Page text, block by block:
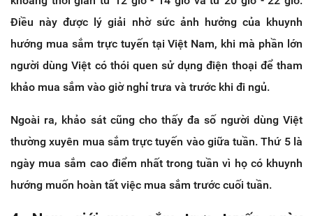
Điều này được lý giải nhờ sức ảnh hưởng của khuynh
hướng mua sắm trực tuyến tại Việt Nam, khi mà phần lớn
người dùng Việt có thói quen sử dụng điện thoại để tham
khảo mua sắm vào giờ nghỉ trưa và trước khi đi ngủ.
Ngoài ra, khảo sát cũng cho thấy đa số người dùng Việt
thường xuyên mua sắm trực tuyến vào giữa tuần. Thứ 5 là
ngày mua sắm cao điểm nhất trong tuần vì họ có khuynh
hướng muốn hoàn tất việc mua sắm trước cuối tuần.